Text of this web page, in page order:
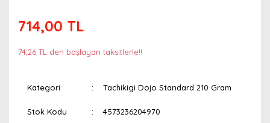
714,00 TL
74,26 TL den başlayan taksitlerle!!
Kategori Tachikigi Dojo Standard 210 Gram
Stok Kodu 4573236204970